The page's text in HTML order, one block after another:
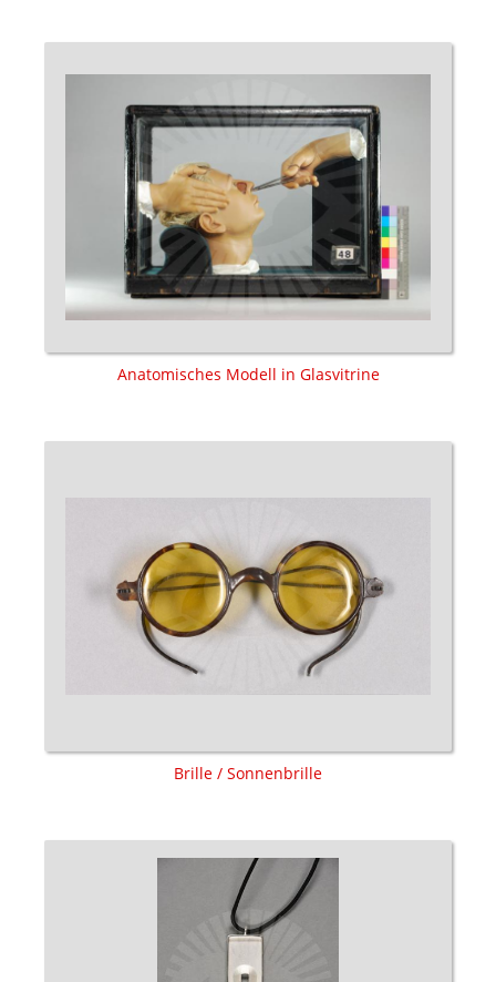
Anatomisches Modell in Glasvitrine
Brille / Sonnenbrille